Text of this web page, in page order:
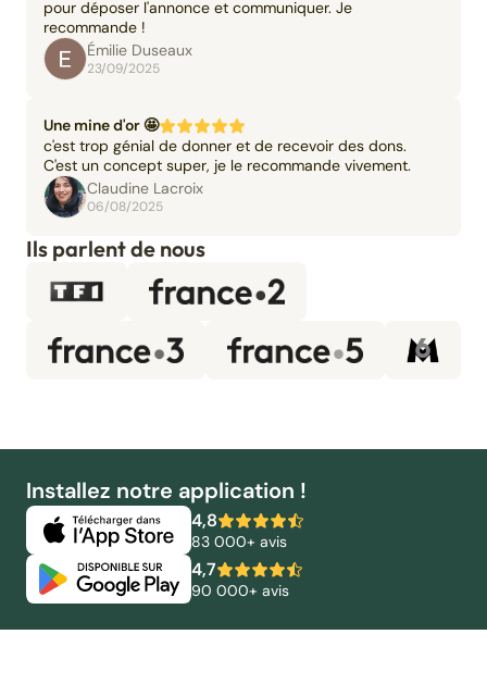
pour déposer l'annonce et communiquer. Je
recommande !
Émilie Duseaux
23/09/2025
Une mine d'or 🤩
c'est trop génial de donner et de recevoir des dons.
C'est un concept super, je le recommande vivement.
Claudine Lacroix
06/08/2025
Ils parlent de nous
Installez notre application !
4,8
83 000+ avis
4,7
90 000+ avis